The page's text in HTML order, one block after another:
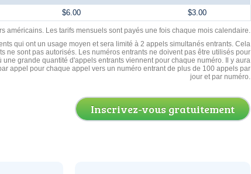
$6.00 $3.00
américains. Les tarifs mensuels sont payés une fois chaque mois calendaire.
qui ont un usage moyen et sera limité à 2 appels simultanés entrants. Cela
ne sont pas autorisés. Les numéros entrants ne doivent pas être utilisés pour
grande quantité d'appels entrants viennent pour chaque numéro. Il y aura
appel pour chaque appel vers un numéro entrant de plus de 100 appels par
jour et par numéro.
Inscrivez-vous gratuitement